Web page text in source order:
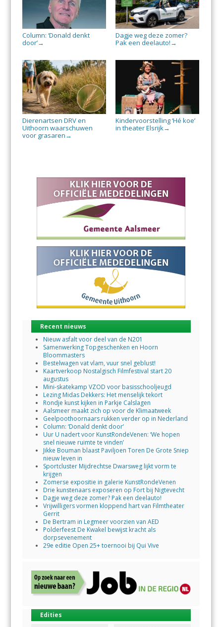
Column: ‘Donald denkt
door’→
Dagje weg deze zomer?
Pak een deelauto! →
Dierenartsen DRV en
Uithoorn waarschuwen
voor grasaren →
Kindervoorstelling ‘Hé koe’
in theater Elsrijk→
Recent nieuws
Nieuw asfalt voor deel van de N201
Samenwerking Topgeschenken en Hoorn
Bloommasters
Bestelwagen vat vlam, vuur snel geblust!
Kaartverkoop Nostalgisch Filmfestival start 20
augustus
Mini-skatekamp VZOD voor basisschooljeugd
Lezing Midas Dekkers: Het menselijk tekort
Rondje kunst kijken in Parkje Calslagen
Aalsmeer maakt zich op voor de Klimaatweek
Geelpoothoornaars rukken verder op in Nederland
Column: ‘Donald denkt door’
Uur U nadert voor KunstRondeVenen: ‘We hopen
snel nieuwe ruimte te vinden’
Jikke Bouman blaast Paviljoen Toren De Grote Sniep
nieuw leven in
Sportcluster Mijdrechtse Dwarsweg lijkt vorm te
krijgen
Zomerse expositie in galerie KunstRondeVenen
Drie kunstenaars exposeren op Fort bij Nigtevecht
Dagje weg deze zomer? Pak een deelauto!
Vrijwilligers vormen kloppend hart van Filmtheater
Gerrit
De Bertram in Legmeer voorzien van AED
Polderfeest De Kwakel bewijst kracht als
dorpsevenement
29e editie Open 25+ toernooi bij Qui Vive
Edities